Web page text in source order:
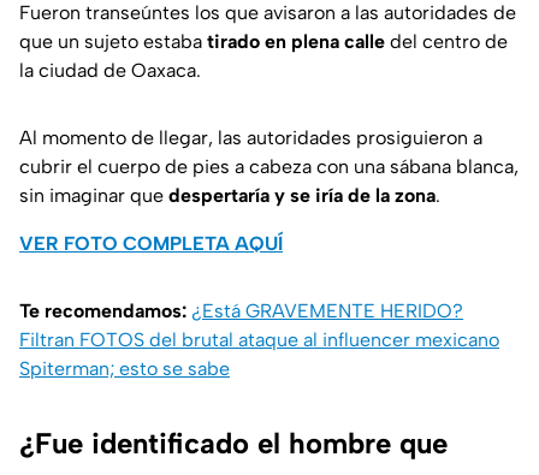
Fueron transeúntes los que avisaron a las autoridades de
que un sujeto estaba tirado en plena calle del centro de
la ciudad de Oaxaca.
Al momento de llegar, las autoridades prosiguieron a
cubrir el cuerpo de pies a cabeza con una sábana blanca,
sin imaginar que despertaría y se iría de la zona.
VER FOTO COMPLETA AQUÍ
Te recomendamos: ¿Está GRAVEMENTE HERIDO?
Filtran FOTOS del brutal ataque al influencer mexicano
Spiterman; esto se sabe
¿Fue identificado el hombre que